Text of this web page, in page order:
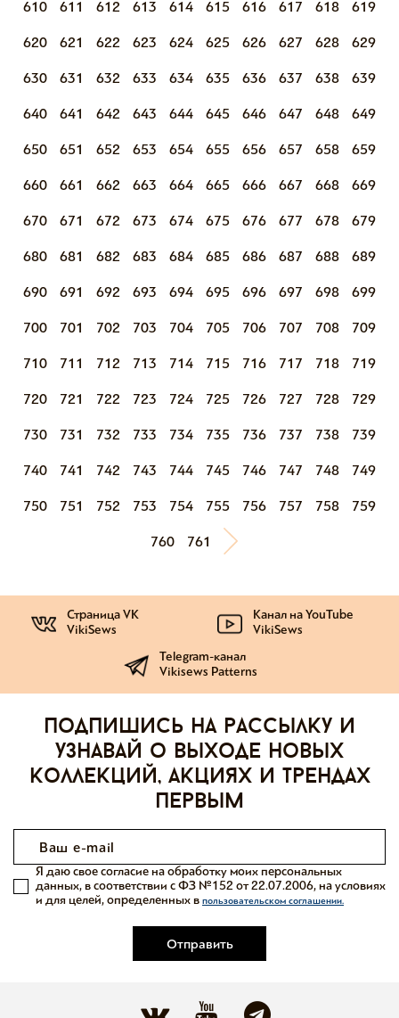
610 611 612 613 614 615 616 617 618 619
620 621 622 623 624 625 626 627 628 629
630 631 632 633 634 635 636 637 638 639
640 641 642 643 644 645 646 647 648 649
650 651 652 653 654 655 656 657 658 659
660 661 662 663 664 665 666 667 668 669
670 671 672 673 674 675 676 677 678 679
680 681 682 683 684 685 686 687 688 689
690 691 692 693 694 695 696 697 698 699
700 701 702 703 704 705 706 707 708 709
710 711 712 713 714 715 716 717 718 719
720 721 722 723 724 725 726 727 728 729
730 731 732 733 734 735 736 737 738 739
740 741 742 743 744 745 746 747 748 749
750 751 752 753 754 755 756 757 758 759
760 761
Страница VK
VikiSews
Канал на YouTube
VikiSews
Telegram-канал
Vikisews Patterns
Подпишись на рассылку и
узнавай о выходе новых
коллекций, акциях и трендах
первым
Отправить
Я даю свое согласие на обработку моих персональных
данных, в соответствии с ФЗ №152 от 22.07.2006, на условиях
и для целей, определенных в пользовательском соглашении.